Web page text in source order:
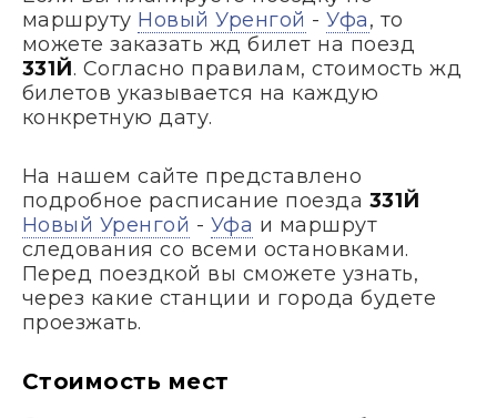
маршруту Новый Уренгой -Уфа, то
можете заказать жд билет на поезд
331Й. Согласно правилам, стоимость жд
билетов указывается на каждую
конкретную дату.
На нашем сайте представлено
подробное расписание поезда 331Й
Новый Уренгой - Уфа и маршрут
следования со всеми остановками.
Перед поездкой вы сможете узнать,
через какие станции и города будете
проезжать.
Стоимость мест